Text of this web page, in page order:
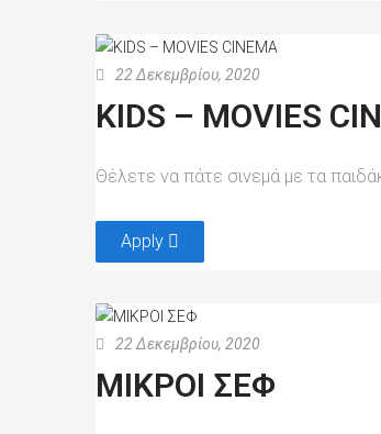
22 Δεκεμβρίου, 2020
KIDS – ΜΟVIES
Θέλετε να πάτε σινεμά με τα
Apply
22 Δεκεμβρίου, 2020
ΜΙΚΡΟΙ ΣΕΦ